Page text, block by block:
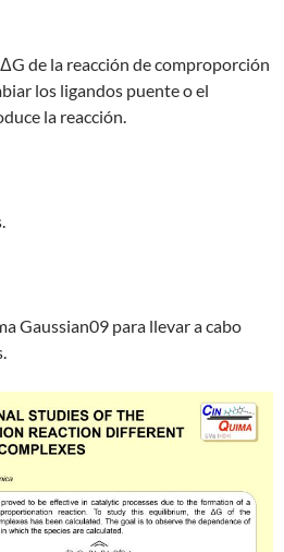
de la reacción de comproporción
los ligandos puente o el
la reacción.
Gaussian09 para llevar a cabo